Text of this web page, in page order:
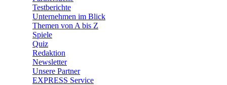
Testberichte
Unternehmen im Blick
Themen von A bis Z
Spiele
Quiz
Redaktion
Newsletter
Unsere Partner
EXPRESS Service